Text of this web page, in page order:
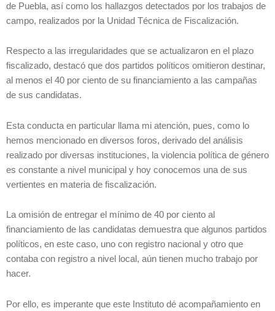
de Puebla, así como los hallazgos detectados por los trabajos de
campo, realizados por la Unidad Técnica de Fiscalización.
Respecto a las irregularidades que se actualizaron en el plazo
fiscalizado, destacó que dos partidos políticos omitieron destinar,
al menos el 40 por ciento de su financiamiento a las campañas
de sus candidatas.
Esta conducta en particular llama mi atención, pues, como lo
hemos mencionado en diversos foros, derivado del análisis
realizado por diversas instituciones, la violencia política de género
es constante a nivel municipal y hoy conocemos una de sus
vertientes en materia de fiscalización.
La omisión de entregar el mínimo de 40 por ciento al
financiamiento de las candidatas demuestra que algunos partidos
políticos, en este caso, uno con registro nacional y otro que
contaba con registro a nivel local, aún tienen mucho trabajo por
hacer.
Por ello, es imperante que este Instituto dé acompañamiento en